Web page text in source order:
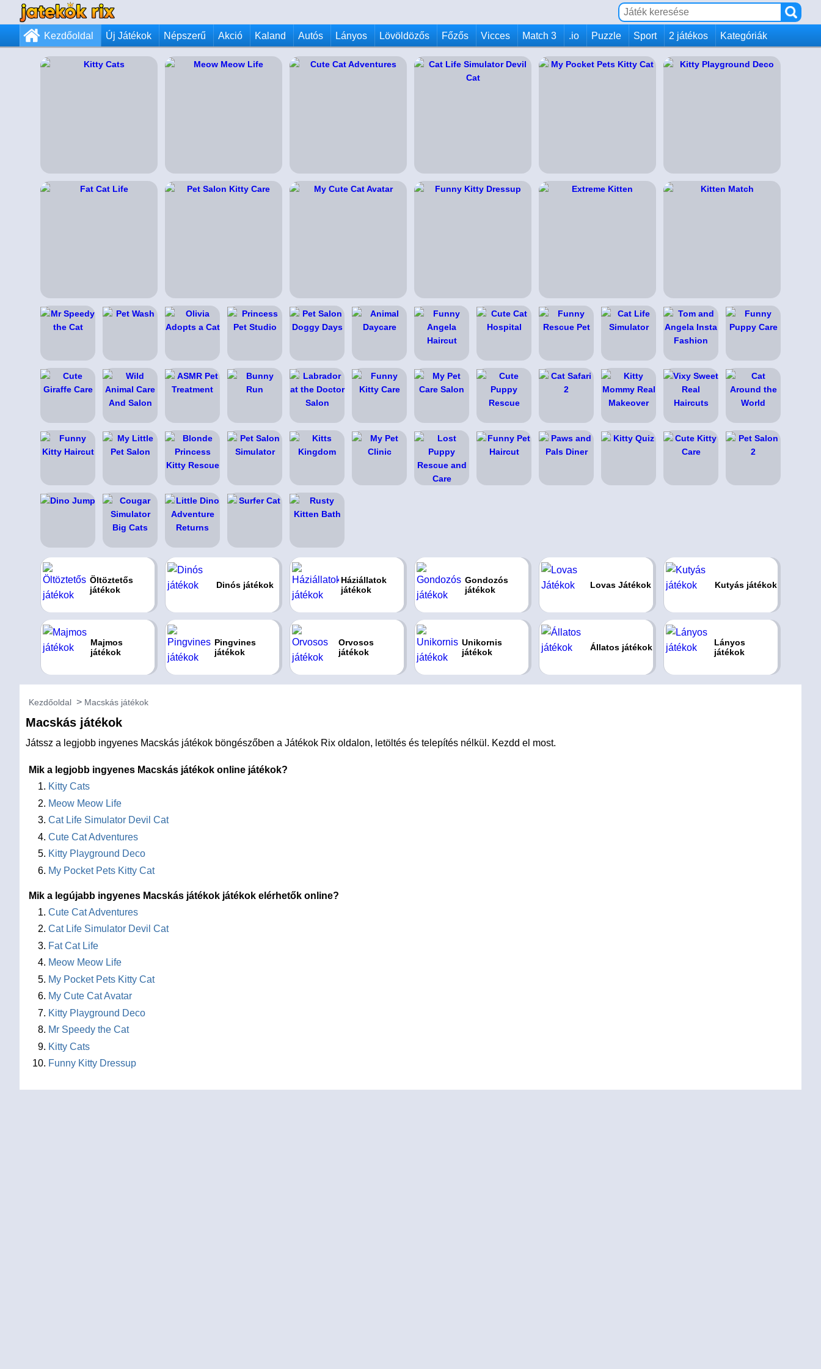
Kezdőoldal Új Játékok Népszerű Akció Kaland Autós Lányos Lövöldözős Főzős Vicces Match 3 .io Puzzle Sport 2 játékos Kategóriák
Öltöztetős
játékok
Dinós játékok
Háziállatok
játékok
Gondozós
játékok
Lovas Játékok Kutyás játékok
Majmos
játékok
Pingvines
játékok
Orvosos
játékok
Unikornis
játékok
Állatos játékok
Lányos
játékok
Kezdőoldal Macskás játékok
Macskás játékok
Játssz a legjobb ingyenes Macskás játékok böngészőben a Játékok Rix oldalon, letöltés és telepítés nélkül. Kezdd el most.
Mik a legjobb ingyenes Macskás játékok online játékok?
Kitty Cats
Meow Meow Life
Cat Life Simulator Devil Cat
Cute Cat Adventures
Kitty Playground Deco
My Pocket Pets Kitty Cat
Mik a legújabb ingyenes Macskás játékok játékok elérhetők online?
Cute Cat Adventures
Cat Life Simulator Devil Cat
Fat Cat Life
Meow Meow Life
My Pocket Pets Kitty Cat
My Cute Cat Avatar
Kitty Playground Deco
Mr Speedy the Cat
Kitty Cats
Funny Kitty Dressup